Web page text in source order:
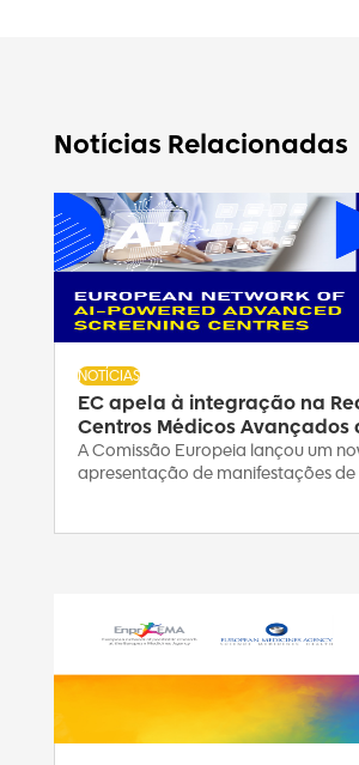
Notícias Relacionadas
EC apela à integração na
Centros Médicos Avançados
NOTÍCIAS
A Comissão Europeia lançou um
apresentação de manifestações de